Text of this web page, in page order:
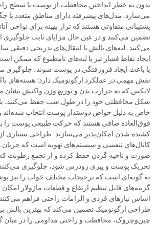
بدون به خطر انداختن محافظت از پوست یا سطح
می‌سازد. مدل‌های پیشرفته دارای مناطق متعدد با
پشتیبانی متفاوتی هستند که تراز بهینه برای نواحی
تضمین می‌کنند و در عین حال مزایای ثابت
می‌کنند. لبه‌های بالش با انتقال‌های تدریجی دقیقی
ایجاد نقاط فشار تیز یا لبه‌های نامطبوع که ممکن
یا باعث ایجاد فرورفتگی در پوست شوند، جلوگیری
نقش مهمی در عملکرد ارگونومیک دارد؛ هسته‌های
لاتکس که به حرارت بدن و توزیع وزن واکنش نشان
شکل محافظتی خود را در طول شب حفظ می‌کنند.
خاص به دلیل خواص دوستدار پوست انتخاب
فوق‌العاده صافی هستند که حرکت طبیعی پوست را
کشیده شدن امکان‌پذیر می‌سازند. طراحی بسیاری
کانال‌های تنفسی و سیستم‌های تهویه است که جریان
صورت و ناحیه گردن حفظ کرده و از تجمع رطوبت که
تحریک پوست و پیری زودرس شود، جلوگیری
به گونه‌ای است که ترجیحات مختلف خواب را نیز
گزینه‌های قابل تنظیم ارتفاع و قطعات ماژولار
اساس نیازهای فردی و الزامات راحتی فراهم
طراحی ارگونومیک تضمین می‌کند که بهترین بالش
چین‌وچروک، محافظت و راحتی مداومی را در میان